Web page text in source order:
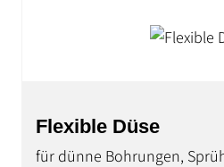
Flexible Düse
für dünne Bohrungen,